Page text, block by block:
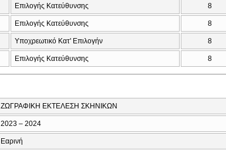
Επιλογής Κατεύθυνσης 8
Επιλογής Κατεύθυνσης 8
Υποχρεωτικό Κατ' Επιλογήν 8
Επιλογής Κατεύθυνσης 8
ΖΩΓΡΑΦΙΚΗ ΕΚΤΕΛΕΣΗ ΣΚΗΝΙΚΩΝ
2023 – 2024
Εαρινή